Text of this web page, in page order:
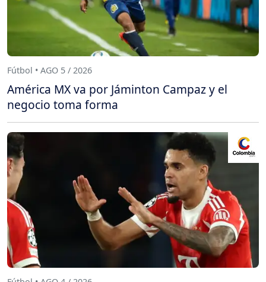
Fútbol • AGO 5 / 2026
América MX va por Jáminton Campaz y el
negocio toma forma